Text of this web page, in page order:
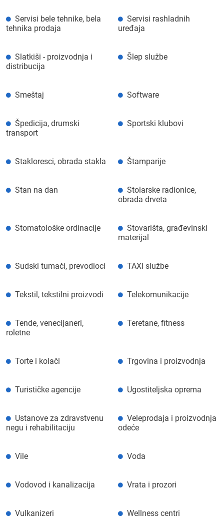
Servisi bele tehnike, bela
tehnika prodaja
Servisi rashladnih
uređaja
Slatkiši - proizvodnja i
distribucija
Šlep službe
Smeštaj Software
Špedicija, drumski
transport
Sportski klubovi
Stakloresci, obrada stakla Štamparije
Stan na dan
Stolarske radionice,
obrada drveta
Stomatološke ordinacije
Stovarišta, građevinski
materijal
Sudski tumači, prevodioci TAXI službe
Tekstil, tekstilni proizvodi Telekomunikacije
Tende, venecijaneri,
roletne
Teretane, fitness
Torte i kolači Trgovina i proizvodnja
Turističke agencije Ugostiteljska oprema
Ustanove za zdravstvenu
negu i rehabilitaciju
Veleprodaja i proizvodnja
odeće
Vile Voda
Vodovod i kanalizacija Vrata i prozori
Vulkanizeri Wellness centri